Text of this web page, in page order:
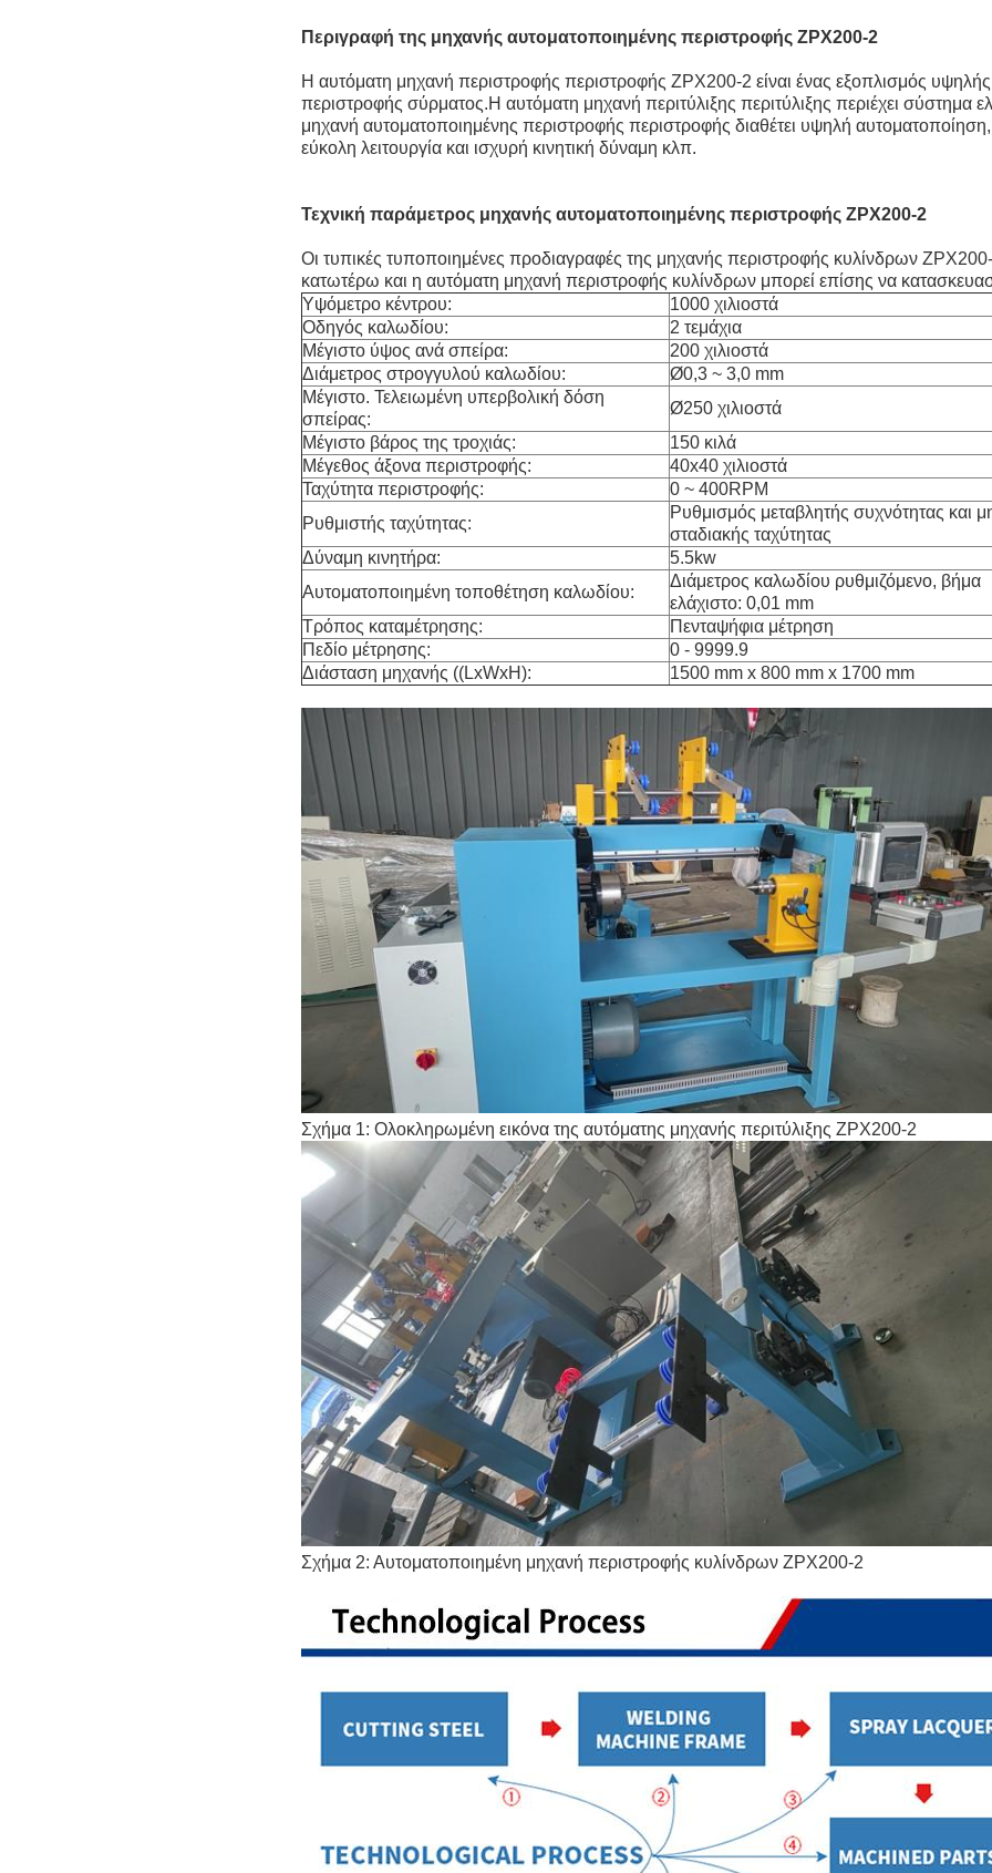
Περιγραφή της μηχανής αυτοματοποιημένης περιστροφής ZPX200-2
Η αυτόματη μηχανή περιστροφής περιστροφής ZPX200-2 είναι ένας εξοπλισμός υψηλής
περιστροφής σύρματος.Η αυτόματη μηχανή περιτύλιξης περιτύλιξης περιέχει σύστημα
μηχανή αυτοματοποιημένης περιστροφής περιστροφής διαθέτει υψηλή αυτοματοποίηση,
εύκολη λειτουργία και ισχυρή κινητική δύναμη κλπ.
Τεχνική παράμετρος μηχανής αυτοματοποιημένης περιστροφής ZPX200-2
Οι τυπικές τυποποιημένες προδιαγραφές της μηχανής περιστροφής κυλίνδρων ZPX200-
κατωτέρω και η αυτόματη μηχανή περιστροφής κυλίνδρων μπορεί επίσης να
Υψόμετρο κέντρου:
1000 χιλιοστά
Οδηγός καλωδίου:
2 τεμάχια
Μέγιστο ύψος ανά σπείρα:
200 χιλιοστά
Διάμετρος στρογγυλού καλωδίου:
Ø0,3 ~ 3,0 mm
Μέγιστο. Τελειωμένη υπερβολική δόση
σπείρας:
Ø250 χιλιοστά
Μέγιστο βάρος της τροχιάς:
150 κιλά
Μέγεθος άξονα περιστροφής:
40x40 χιλιοστά
Ταχύτητα περιστροφής:
0 ~ 400RPM
Ρυθμιστής ταχύτητας:
Ρυθμισμός μεταβλητής συχνότητας και
σταδιακής ταχύτητας
Δύναμη κινητήρα:
5.5kw
Αυτοματοποιημένη τοποθέτηση καλωδίου:
Διάμετρος καλωδίου ρυθμιζόμενο, βήμα
ελάχιστο: 0,01 mm
Τρόπος καταμέτρησης:
Πενταψήφια μέτρηση
Πεδίο μέτρησης:
0 - 9999.9
Διάσταση μηχανής ((LxWxH):
1500 mm x 800 mm x 1700 mm
Σχήμα 1: Ολοκληρωμένη εικόνα της αυτόματης μηχανής περιτύλιξης ZPX200-2
Σχήμα 2: Αυτοματοποιημένη μηχανή περιστροφής κυλίνδρων ZPX200-2